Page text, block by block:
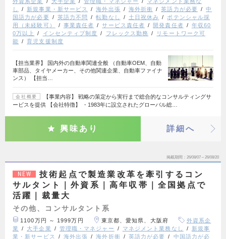
し
新規事業・新サービス 海外出張 海外折衝 英語力が必要
中
国語力が必要
英語力不問 転勤なし 土日祝休み
ポテンシャル採
用（未経験可）
事業責任者 サービス責任者 開発責任者
年収60
0万以上
インセンティブ制度 フレックス勤務
リモートワーク可
能
育児支援制度
【担当業界】 国内外の自動車関連全般 （自動車OEM、自動
車部品、タイヤメーカー、その他関連企業、自動車ファイナ
ンス） 【担当…
会社概要
【事業内容】 戦略の策定から実行まで総合的なコンサルティングサ
ービスを提供 【会社特徴】 ・1983年に設立されたグローバル総…
興味あり 詳細へ
掲載期間 26/08/07～26/08/20
NEW
技術起点で製造業改革を牽引するコン
サルタント｜外資系｜高年収帯｜全国拠点で
活躍｜裁量大
その他、コンサルタント系
1100万円 ～ 1999万円 東京都、愛知県、大阪府
外資系企
業
大手企業 管理職・マネジャー マネジメント業務なし
新規事
業・新サービス
海外出張 海外折衝 英語力が必要
中国語力が必